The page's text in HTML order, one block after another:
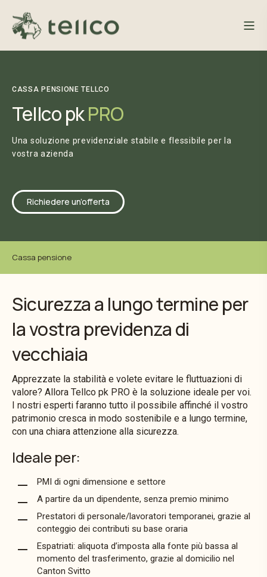
CASSA PENSIONE TELLCO
Tellco pkPRO
Una soluzione previdenziale stabile e flessibile per la
vostra azienda
Richiedere un’offerta
Cassa pensione
Sicurezza a lungo termine per
la vostra previdenza di
vecchiaia
Apprezzate la stabilità e volete evitare le fluttuazioni di
valore? Allora Tellco pk PRO è la soluzione ideale per voi.
I nostri esperti faranno tutto il possibile affinché il vostro
patrimonio cresca in modo sostenibile e a lungo termine,
con una chiara attenzione alla sicurezza.
Ideale per:
PMI di ogni dimensione e settore
A partire da un dipendente, senza premio minimo
Prestatori di personale/lavoratori temporanei, grazie al
conteggio dei contributi su base oraria
Espatriati: aliquota d’imposta alla fonte più bassa al
momento del trasferimento, grazie al domicilio nel
Canton Svitto